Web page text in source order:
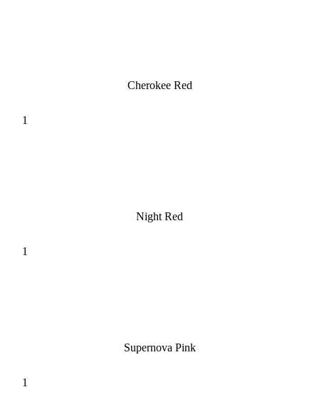
Cherokee Red
Night Red
Supernova Pink